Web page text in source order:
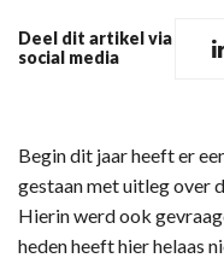
Deel dit artikel via
social media
Begin dit jaar heeft er
gestaan met uitleg over
Hierin werd ook
heden heeft hier helaas